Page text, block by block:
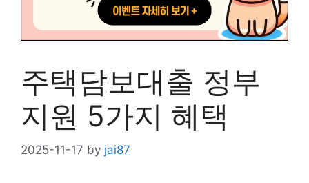
주택담보대출 정부
지원 5가지 혜택
2025-11-17 by jai87